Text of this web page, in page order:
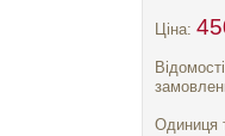
Ціна:
Одиниця